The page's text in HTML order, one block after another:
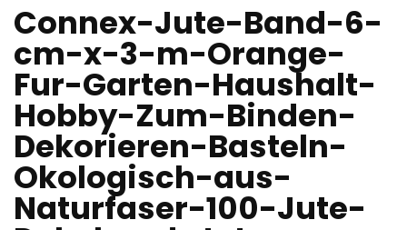
Connex-Jute-Band-6-
cm-x-3-m-Orange-
Fur-Garten-Haushalt-
Hobby-Zum-Binden-
Dekorieren-Basteln-
Okologisch-aus-
Naturfaser-100-Jute-